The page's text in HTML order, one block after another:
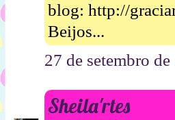
blog: http://
Beijos...
27 de setembro
Sheila'rtes